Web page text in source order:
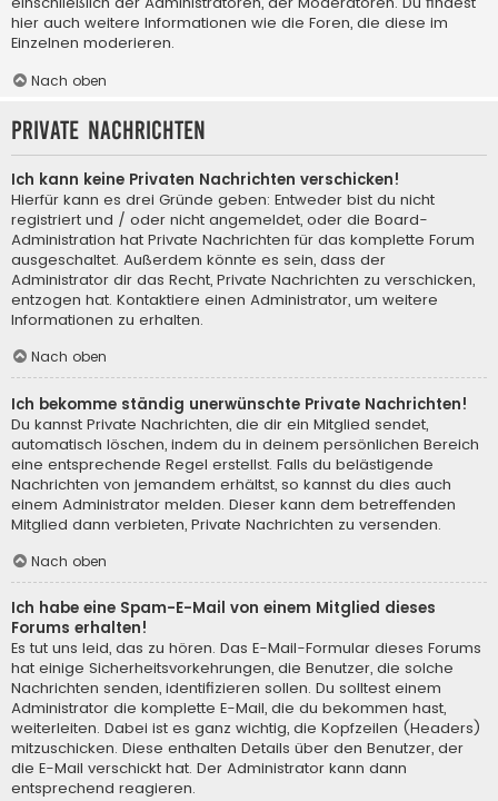
hier auch weitere Informationen wie die Foren, die diese im
Einzelnen moderieren.
Nach oben
Private Nachrichten
Ich kann keine Privaten Nachrichten verschicken!
Hierfür kann es drei Gründe geben: Entweder bist du nicht
registriert und / oder nicht angemeldet, oder die Board-
Administration hat Private Nachrichten für das komplette Forum
ausgeschaltet. Außerdem könnte es sein, dass der
Administrator dir das Recht, Private Nachrichten zu verschicken,
entzogen hat. Kontaktiere einen Administrator, um weitere
Informationen zu erhalten.
Nach oben
Ich bekomme ständig unerwünschte Private Nachrichten!
Du kannst Private Nachrichten, die dir ein Mitglied sendet,
automatisch löschen, indem du in deinem persönlichen Bereich
eine entsprechende Regel erstellst. Falls du belästigende
Nachrichten von jemandem erhältst, so kannst du dies auch
einem Administrator melden. Dieser kann dem betreffenden
Mitglied dann verbieten, Private Nachrichten zu versenden.
Nach oben
Ich habe eine Spam-E-Mail von einem Mitglied dieses
Forums erhalten!
Es tut uns leid, das zu hören. Das E-Mail-Formular dieses Forums
hat einige Sicherheitsvorkehrungen, die Benutzer, die solche
Nachrichten senden, identifizieren sollen. Du solltest einem
Administrator die komplette E-Mail, die du bekommen hast,
weiterleiten. Dabei ist es ganz wichtig, die Kopfzeilen (Headers)
mitzuschicken. Diese enthalten Details über den Benutzer, der
die E-Mail verschickt hat. Der Administrator kann dann
entsprechend reagieren.